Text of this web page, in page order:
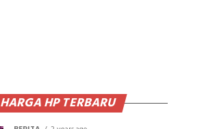
HARGA HP TERBARU